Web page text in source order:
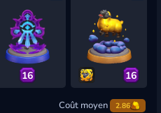
16 16
Coût moyen 2.86